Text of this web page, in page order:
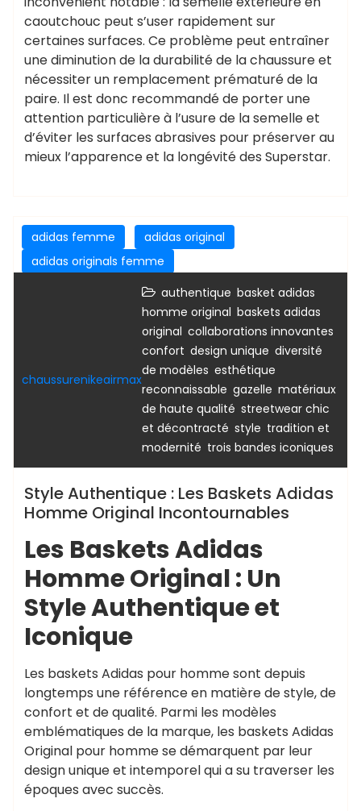
caoutchouc peut s’user rapidement sur
certaines surfaces. Ce problème peut entraîner
une diminution de la durabilité de la chaussure et
nécessiter un remplacement prématuré de la
paire. Il est donc recommandé de porter une
attention particulière à l’usure de la semelle et
d’éviter les surfaces abrasives pour préserver au
mieux l’apparence et la longévité des Superstar.
adidas femme
adidas original
adidas originals femme
chaussurenikeairmax
authentique basket adidas
homme original baskets adidas
original collaborations innovantes
confort design unique diversité
de modèles esthétique
reconnaissable gazelle matériaux
de haute qualité streetwear chic
et décontracté style tradition et
modernité trois bandes iconiques
Style Authentique : Les Baskets Adidas
Homme Original Incontournables
Les Baskets Adidas
Homme Original : Un
Style Authentique et
Iconique
Les baskets Adidas pour homme sont depuis
longtemps une référence en matière de style, de
confort et de qualité. Parmi les modèles
emblématiques de la marque, les baskets Adidas
Original pour homme se démarquent par leur
design unique et intemporel qui a su traverser les
époques avec succès.